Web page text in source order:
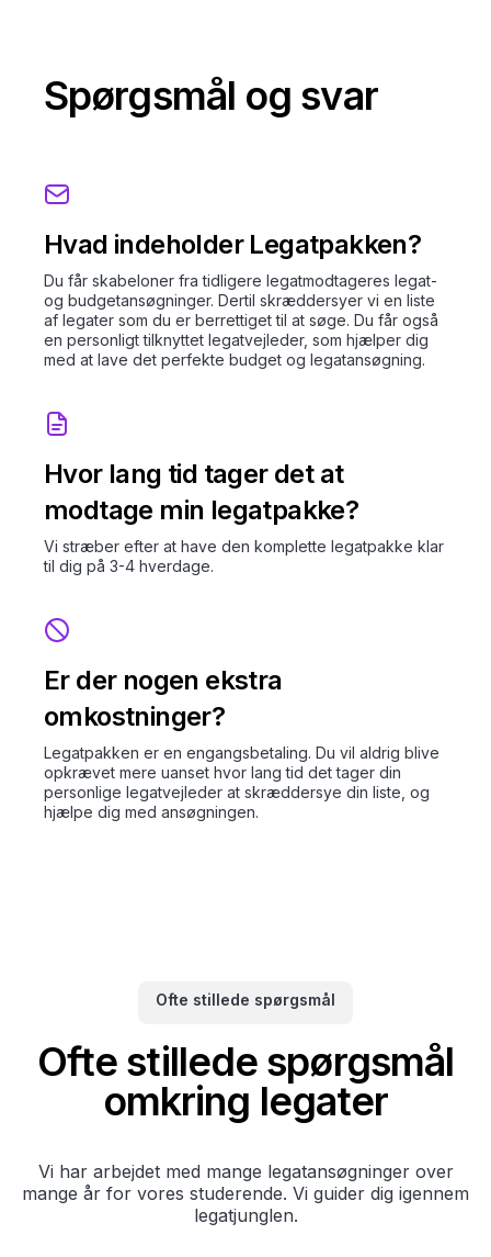
Spørgsmål og svar
Hvad indeholder Legatpakken?
Du får skabeloner fra tidligere legatmodtageres legat-
og budgetansøgninger. Dertil skræddersyer vi en liste
af legater som du er berrettiget til at søge. Du får også
en personligt tilknyttet legatvejleder, som hjælper dig
med at lave det perfekte budget og legatansøgning.
Hvor lang tid tager det at
modtage min legatpakke?
Vi stræber efter at have den komplette legatpakke klar
til dig på 3-4 hverdage.
Er der nogen ekstra
omkostninger?
Legatpakken er en engangsbetaling. Du vil aldrig blive
opkrævet mere uanset hvor lang tid det tager din
personlige legatvejleder at skræddersye din liste, og
hjælpe dig med ansøgningen.
Ofte stillede spørgsmål
Ofte stillede spørgsmål
omkring legater
Vi har arbejdet med mange legatansøgninger over
mange år for vores studerende. Vi guider dig igennem
legatjunglen.